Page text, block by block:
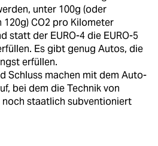
unter 100g (oder
120g) CO2 pro Kilometer
statt der EURO-4 die EURO-5
Es gibt genug Autos, die
erfüllen.
Schluss machen mit dem Auto-
bei dem die Technik von
staatlich subventioniert